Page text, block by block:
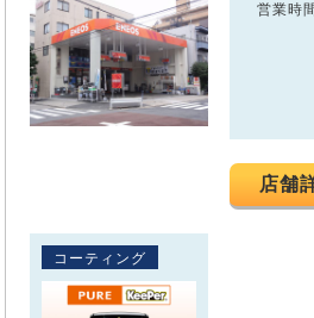
営業時間
店舗
コーティング